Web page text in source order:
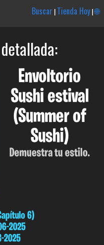
Buscar |Tienda Hoy|🌐
Envoltorio
Sushi estival
(Summer of
Sushi)
Demuestra tu estilo.
6)
2025
2025